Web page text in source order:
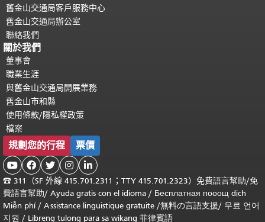
舊金山交通局客戶服務中心
舊金山交通局辦公室
聯絡我們
關於我們
董事會
職業生涯
與舊金山交通局開展業務
舊金山市和縣
使用條款/隱私權政策
檔案
規劃您的行程 票價
    
☎ 311（SF 外線 415.701.2311；TTY 415.701.2323）免費語言幫助/免
費語言幫助/ Ayuda gratis con el idioma / Бесплатная пооощ dịch
Miễn phí/ Assistance linguistique gratuite /無料の言語支援/ 무료 언어
지원 / Libreng tulong para sa wikang 菲律賓語